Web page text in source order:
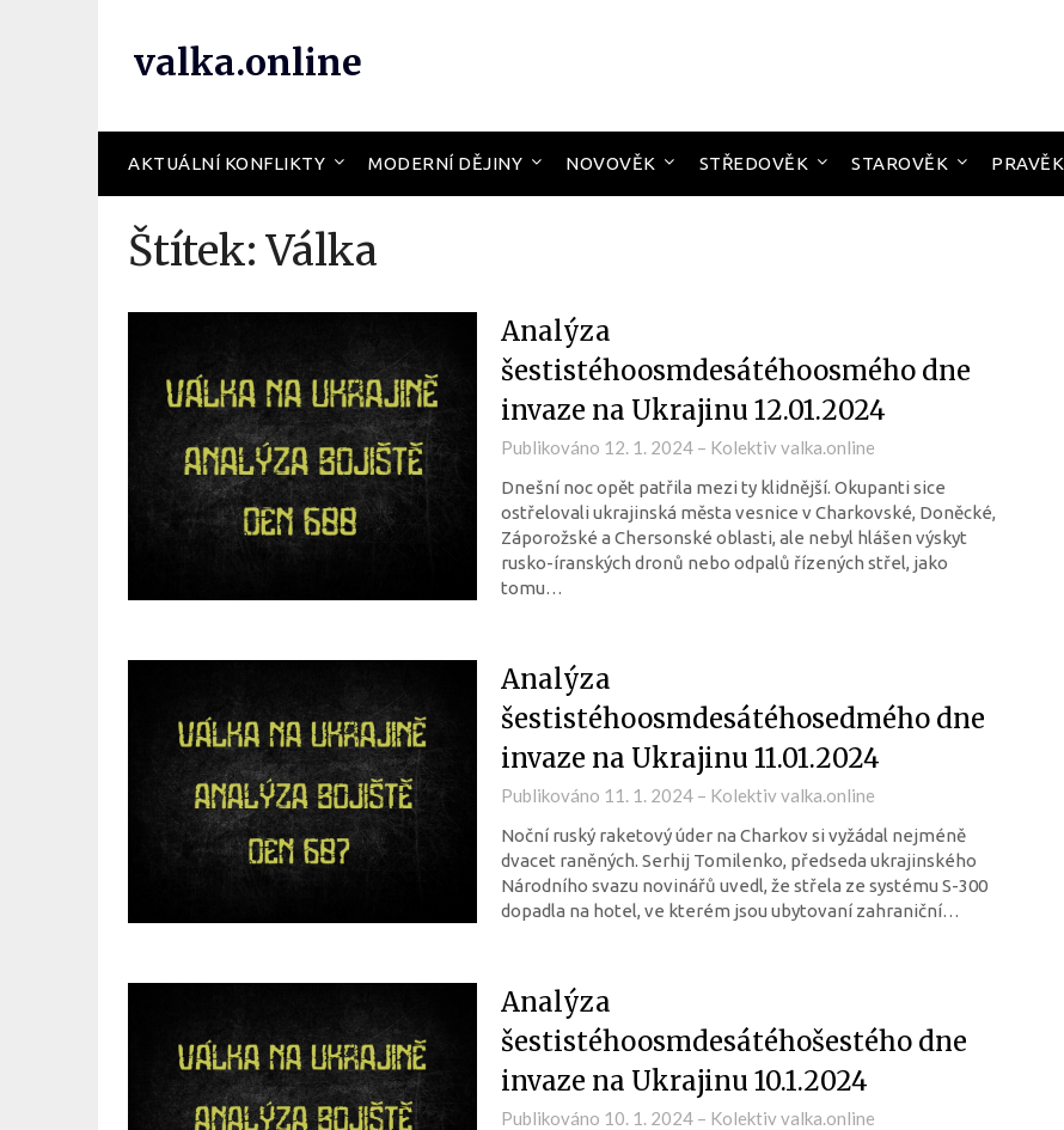
valka.online
AKTUÁLNÍ KONFLIKTY MODERNÍ DĚJINY NOVOVĚK STŘEDOVĚK STAROVĚK PRAVĚK
Štítek:Válka
Analýza
šestistéhoosmdesátéhoosmého dne
invaze na Ukrajinu 12.01.2024
Publikováno 12. 1. 2024– Kolektiv valka.online
Dnešní noc opět patřila mezi ty klidnější. Okupanti sice
ostřelovali ukrajinská města vesnice v Charkovské, Doněcké,
Záporožské a Chersonské oblasti, ale nebyl hlášen výskyt
rusko-íranských dronů nebo odpalů řízených střel, jako
tomu…
Analýza
šestistéhoosmdesátéhosedmého dne
invaze na Ukrajinu 11.01.2024
Publikováno 11. 1. 2024– Kolektiv valka.online
Noční ruský raketový úder na Charkov si vyžádal nejméně
dvacet raněných. Serhij Tomilenko, předseda ukrajinského
Národního svazu novinářů uvedl, že střela ze systému S-300
dopadla na hotel, ve kterém jsou ubytovaní zahraniční…
Analýza
šestistéhoosmdesátéhošestého dne
invaze na Ukrajinu 10.1.2024
Publikováno 10. 1. 2024– Kolektiv valka.online